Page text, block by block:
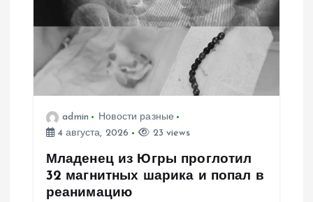
а
admin
Новости разные
4 августа, 2026
23 views
Младенец из Югры проглотил
32 магнитных шарика и попал в
реанимацию